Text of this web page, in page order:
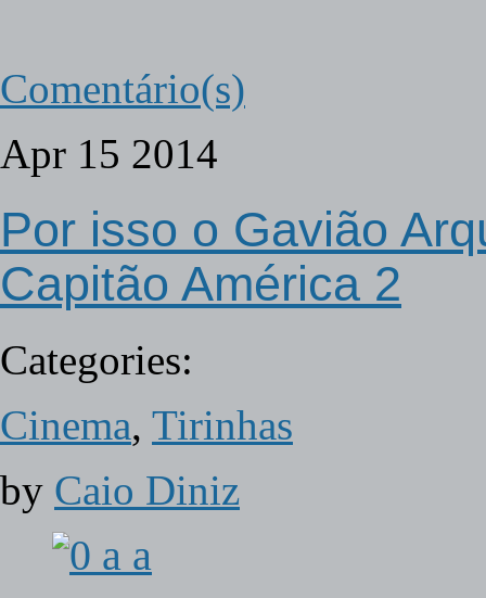
Comentário(s)
Apr 15 2014
Por isso o Gavião
Capitão América 2
Categories:
Cinema, Tirinhas
by Caio Diniz